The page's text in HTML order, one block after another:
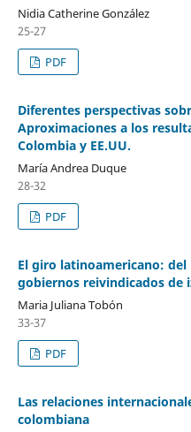
Nidia Catherine González
25-27
PDF
Diferentes perspectivas
Aproximaciones a los
Colombia y EE.UU.
María Andrea Duque
28-32
PDF
El giro latinoamericano:
gobiernos reivindicados de
Maria Juliana Tobón
33-37
PDF
Las relaciones
colombiana